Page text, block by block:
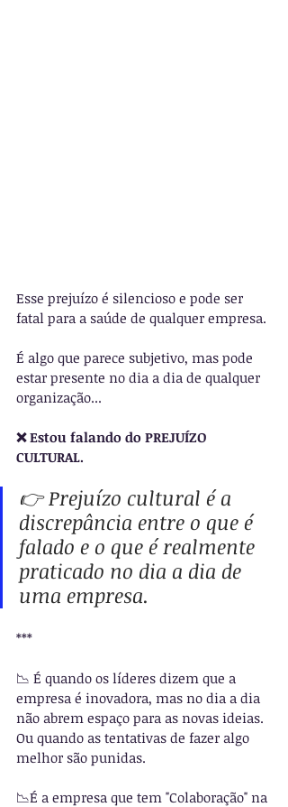
Esse prejuízo é silencioso e pode ser
fatal para a saúde de qualquer empresa.
É algo que parece subjetivo, mas pode
estar presente no dia a dia de qualquer
organização...
❌ Estou falando do PREJUÍZO
CULTURAL.
👉 Prejuízo cultural é a
discrepância entre o que é
falado e o que é realmente
praticado no dia a dia de
uma empresa.
***
📉 É quando os líderes dizem que a
empresa é inovadora, mas no dia a dia
não abrem espaço para as novas ideias.
Ou quando as tentativas de fazer algo
melhor são punidas.
📉É a empresa que tem "Colaboração" na